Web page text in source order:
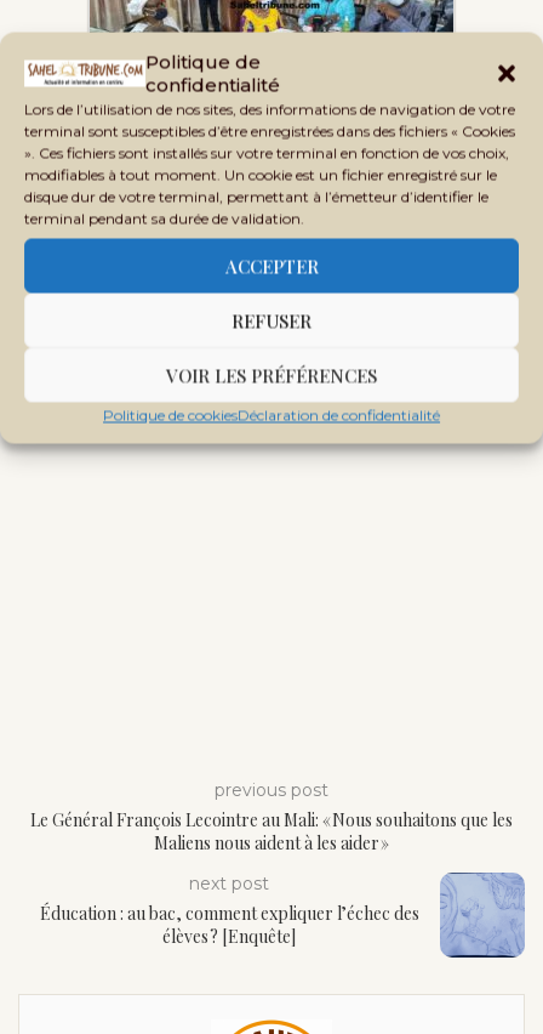
Politique de
confidentialité
Lors de l’utilisation de nos sites, des informations de navigation de votre
terminal sont susceptibles d’être enregistrées dans des fichiers « Cookies
». Ces fichiers sont installés sur votre terminal en fonction de vos choix,
modifiables à tout moment. Un cookie est un fichier enregistré sur le
disque dur de votre terminal, permettant à l’émetteur d’identifier le
terminal pendant sa durée de validation.
ACCEPTER
REFUSER
VOIR LES PRÉFÉRENCES
Politique de cookiesDéclaration de confidentialité
CENOU : la couverture sanitaire des
étudiants comme…
previous post
Le Général François Lecointre au Mali: « Nous souhaitons que les
Maliens nous aident à les aider »
next post
Éducation : au bac, comment expliquer l’échec des
élèves ? [Enquête]